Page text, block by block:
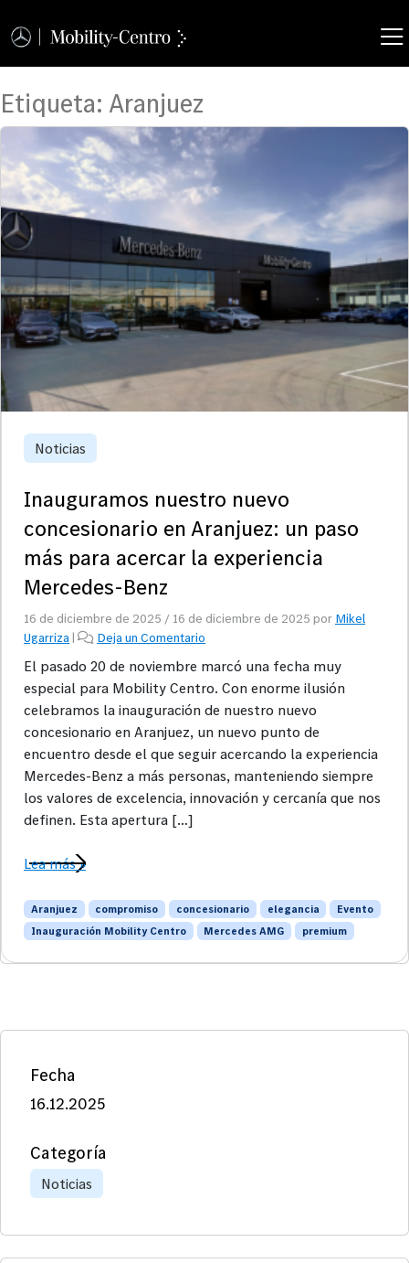
Etiqueta: Aranjuez
Noticias
Inauguramos nuestro nuevo
concesionario en Aranjuez: un paso
más para acercar la experiencia
Mercedes-Benz
16 de diciembre de 2025 / 16 de diciembre de 2025 por Mikel
Ugarriza| Deja un Comentario
El pasado 20 de noviembre marcó una fecha muy
especial para Mobility Centro. Con enorme ilusión
celebramos la inauguración de nuestro nuevo
concesionario en Aranjuez, un nuevo punto de
encuentro desde el que seguir acercando la experiencia
Mercedes-Benz a más personas, manteniendo siempre
los valores de excelencia, innovación y cercanía que nos
definen. Esta apertura […]
Lea más »
Aranjuez compromiso concesionario elegancia
Evento
Inauguración Mobility Centro
Mercedes AMG premium
Fecha
16.12.2025
Categoría
Noticias